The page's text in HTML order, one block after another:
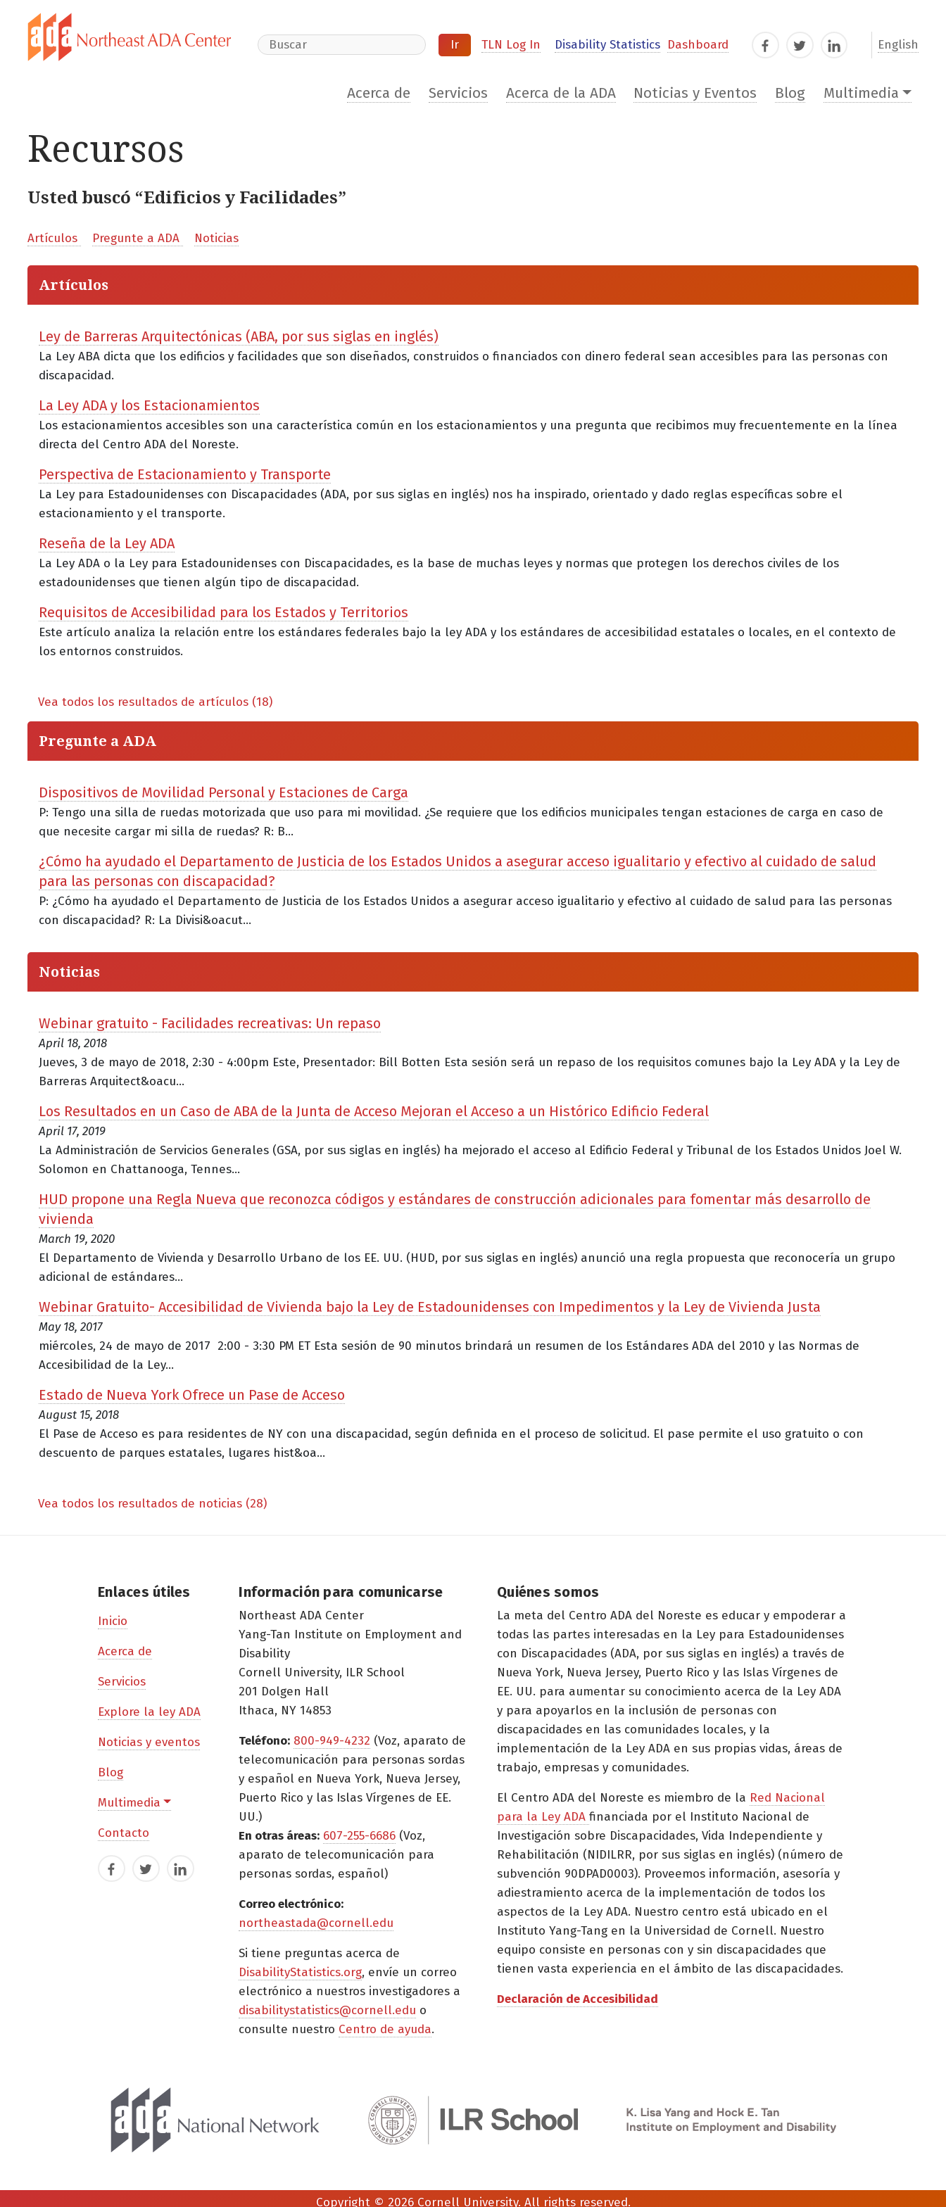
Search Website TLN Log In Disability Statistics Dashboard FacebookTwitterLinkedIn English
Acerca de Servicios Acerca de la ADA Noticias y Eventos Blog Multimedia
Recursos
Usted buscó “Edificios y Facilidades”
Artículos Pregunte a ADA Noticias
Artículos
Ley de Barreras Arquitectónicas (ABA, por sus siglas en inglés)
La Ley ABA dicta que los edificios y facilidades que son diseñados, construidos o financiados con dinero federal sean accesibles para las personas con
discapacidad.
La Ley ADA y los Estacionamientos
Los estacionamientos accesibles son una característica común en los estacionamientos y una pregunta que recibimos muy frecuentemente en la línea
directa del Centro ADA del Noreste.
Perspectiva de Estacionamiento y Transporte
La Ley para Estadounidenses con Discapacidades (ADA, por sus siglas en inglés) nos ha inspirado, orientado y dado reglas específicas sobre el
estacionamiento y el transporte.
Reseña de la Ley ADA
La Ley ADA o la Ley para Estadounidenses con Discapacidades, es la base de muchas leyes y normas que protegen los derechos civiles de los
estadounidenses que tienen algún tipo de discapacidad.
Requisitos de Accesibilidad para los Estados y Territorios
Este artículo analiza la relación entre los estándares federales bajo la ley ADA y los estándares de accesibilidad estatales o locales, en el contexto de
los entornos construidos.
Vea todos los resultados de artículos (18)
Pregunte a ADA
Dispositivos de Movilidad Personal y Estaciones de Carga
P: Tengo una silla de ruedas motorizada que uso para mi movilidad. ¿Se requiere que los edificios municipales tengan estaciones de carga en caso de
que necesite cargar mi silla de ruedas? R: B...
¿Cómo ha ayudado el Departamento de Justicia de los Estados Unidos a asegurar acceso igualitario y efectivo al cuidado de salud
para las personas con discapacidad?
P: ¿Cómo ha ayudado el Departamento de Justicia de los Estados Unidos a asegurar acceso igualitario y efectivo al cuidado de salud para las personas
con discapacidad? R: La Divisi&oacut...
Noticias
Webinar gratuito - Facilidades recreativas: Un repaso
April 18, 2018
Jueves, 3 de mayo de 2018, 2:30 - 4:00pm Este, Presentador: Bill Botten Esta sesión será un repaso de los requisitos comunes bajo la Ley ADA y la Ley de
Barreras Arquitect&oacu...
Los Resultados en un Caso de ABA de la Junta de Acceso Mejoran el Acceso a un Histórico Edificio Federal
April 17, 2019
La Administración de Servicios Generales (GSA, por sus siglas en inglés) ha mejorado el acceso al Edificio Federal y Tribunal de los Estados Unidos Joel W.
Solomon en Chattanooga, Tennes...
HUD propone una Regla Nueva que reconozca códigos y estándares de construcción adicionales para fomentar más desarrollo de
vivienda
March 19, 2020
El Departamento de Vivienda y Desarrollo Urbano de los EE. UU. (HUD, por sus siglas en inglés) anunció una regla propuesta que reconocería un grupo
adicional de estándares...
Webinar Gratuito- Accesibilidad de Vivienda bajo la Ley de Estadounidenses con Impedimentos y la Ley de Vivienda Justa
May 18, 2017
miércoles, 24 de mayo de 2017 2:00 - 3:30 PM ET Esta sesión de 90 minutos brindará un resumen de los Estándares ADA del 2010 y las Normas de
Accesibilidad de la Ley...
Estado de Nueva York Ofrece un Pase de Acceso
August 15, 2018
El Pase de Acceso es para residentes de NY con una discapacidad, según definida en el proceso de solicitud. El pase permite el uso gratuito o con
descuento de parques estatales, lugares hist&oa...
Vea todos los resultados de noticias (28)
Enlaces útiles
Inicio
Acerca de
Servicios
Explore la ley ADA
Noticias y eventos
Blog
Multimedia
Contacto
FacebookTwitterLinkedIn
Información para comunicarse
Northeast ADA Center
Yang-Tan Institute on Employment and
Disability
Cornell University, ILR School
201 Dolgen Hall
Ithaca, NY 14853
Teléfono: 800-949-4232 (Voz, aparato de
telecomunicación para personas sordas
y español en Nueva York, Nueva Jersey,
Puerto Rico y las Islas Vírgenes de EE.
UU.)
En otras áreas: 607-255-6686 (Voz,
aparato de telecomunicación para
personas sordas, español)
Correo electrónico:
northeastada@cornell.edu
Si tiene preguntas acerca de
DisabilityStatistics.org, envíe un correo
electrónico a nuestros investigadores a
disabilitystatistics@cornell.edu o
consulte nuestro Centro de ayuda.
Quiénes somos
La meta del Centro ADA del Noreste es educar y empoderar a
todas las partes interesadas en la Ley para Estadounidenses
con Discapacidades (ADA, por sus siglas en inglés) a través de
Nueva York, Nueva Jersey, Puerto Rico y las Islas Vírgenes de
EE. UU. para aumentar su conocimiento acerca de la Ley ADA
y para apoyarlos en la inclusión de personas con
discapacidades en las comunidades locales, y la
implementación de la Ley ADA en sus propias vidas, áreas de
trabajo, empresas y comunidades.
El Centro ADA del Noreste es miembro de la Red Nacional
para la Ley ADA financiada por el Instituto Nacional de
Investigación sobre Discapacidades, Vida Independiente y
Rehabilitación (NIDILRR, por sus siglas en inglés) (número de
subvención 90DPAD0003). Proveemos información, asesoría y
adiestramiento acerca de la implementación de todos los
aspectos de la Ley ADA. Nuestro centro está ubicado en el
Instituto Yang-Tang en la Universidad de Cornell. Nuestro
equipo consiste en personas con y sin discapacidades que
tienen vasta experiencia en el ámbito de las discapacidades.
Declaración de Accesibilidad
Copyright © 2026 Cornell University. All rights reserved.